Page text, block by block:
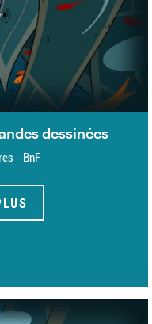
dessinées
- BnF